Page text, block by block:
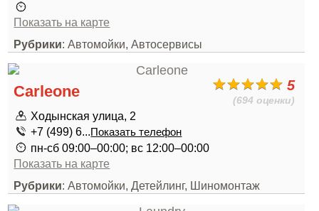
Показать на карте
Рубрики: Автомойки, Автосервисы
5
(694 оценки)
Carleone
Ходынская улица, 2
+7 (499) 6...Показать телефон
пн-сб 09:00–00:00; вс 12:00–00:00
Показать на карте
Рубрики: Автомойки, Детейлинг, Шиномонтаж